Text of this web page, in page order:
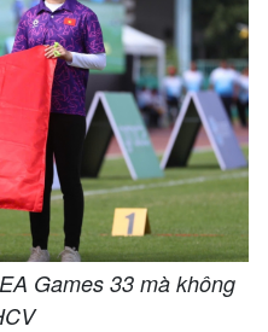
Games 33 mà không